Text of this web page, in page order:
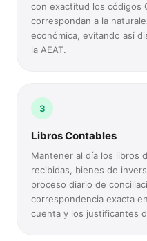
con exactitud los códigos
correspondan a la
económica, evitando así
la AEAT.
3
Libros Contables
Mantener al día los libros
recibidas, bienes de
proceso diario de
correspondencia exacta
cuenta y los justificantes